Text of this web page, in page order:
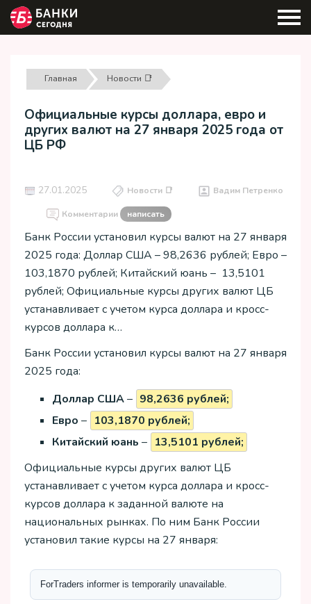
Главная Новости 📑
Официальные курсы доллара, евро и
других валют на 27 января 2025 года от
ЦБ РФ
27.01.2025 Новости 📑 Вадим Петренко
Комментарии написать
Банк России установил курсы валют на 27 января
2025 года: Доллар США – 98,2636 рублей; Евро –
103,1870 рублей; Китайский юань – 13,5101
рублей; Официальные курсы других валют ЦБ
устанавливает с учетом курса доллара и кросс-
курсов доллара к…
Банк России установил курсы валют на 27 января
2025 года:
Доллар США– 98,2636 рублей;
Евро – 103,1870 рублей;
Китайский юань – 13,5101 рублей;
Официальные курсы других валют ЦБ
устанавливает с учетом курса доллара и кросс-
курсов доллара к заданной валюте на
национальных рынках. По ним Банк России
установил такие курсы на 27 января: